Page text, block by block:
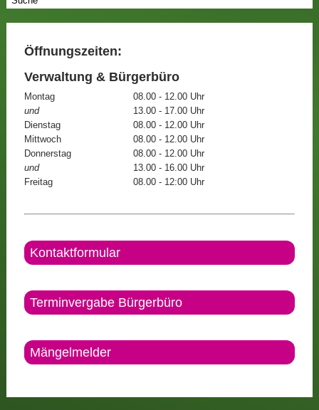
Öffnungszeiten:
Verwaltung & Bürgerbüro
Montag
08.00 - 12.00 Uhr
und
13.00 - 17.00 Uhr
Dienstag
08.00 - 12.00 Uhr
Mittwoch
08.00 - 12.00 Uhr
Donnerstag
08.00 - 12.00 Uhr
und
13.00 - 16.00 Uhr
Freitag
08.00 - 12:00 Uhr
Kontaktformular
Terminvergabe Bürgerbüro
Mängelmelder